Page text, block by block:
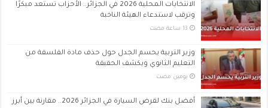
الانتخابات المحلية 2026 في الجزائر.. الأحزاب تستعد مبكرًا
وترقب لاستدعاء الهيئة الناخبة
وزير التربية يحسم الجدل حول حذف مادة الفلسفة من
التعليم الثانوي ويكشف الحقيقة
‏يومين مضت
أفضل بنك لقرض السيارة في الجزائر 2026.. مقارنة بين أبرز